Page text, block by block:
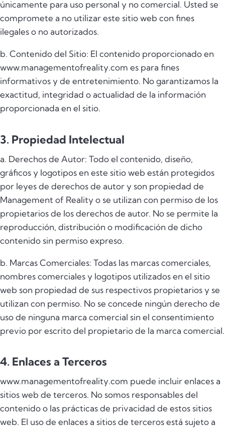
únicamente para uso personal y no comercial. Usted se
compromete a no utilizar este sitio web con fines
ilegales o no autorizados.
b. Contenido del Sitio: El contenido proporcionado en
www.managementofreality.com es para fines
informativos y de entretenimiento. No garantizamos la
exactitud, integridad o actualidad de la información
proporcionada en el sitio.
3. Propiedad Intelectual
a. Derechos de Autor: Todo el contenido, diseño,
gráficos y logotipos en este sitio web están protegidos
por leyes de derechos de autor y son propiedad de
Management of Reality o se utilizan con permiso de los
propietarios de los derechos de autor. No se permite la
reproducción, distribución o modificación de dicho
contenido sin permiso expreso.
b. Marcas Comerciales: Todas las marcas comerciales,
nombres comerciales y logotipos utilizados en el sitio
web son propiedad de sus respectivos propietarios y se
utilizan con permiso. No se concede ningún derecho de
uso de ninguna marca comercial sin el consentimiento
previo por escrito del propietario de la marca comercial.
4. Enlaces a Terceros
www.managementofreality.com puede incluir enlaces a
sitios web de terceros. No somos responsables del
contenido o las prácticas de privacidad de estos sitios
web. El uso de enlaces a sitios de terceros está sujeto a